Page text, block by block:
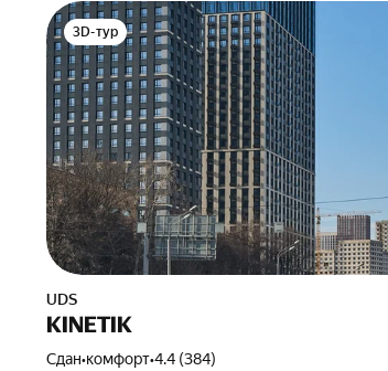
3D-тур
UDS
KINETIK
Сдан•комфорт•4.4 (384)